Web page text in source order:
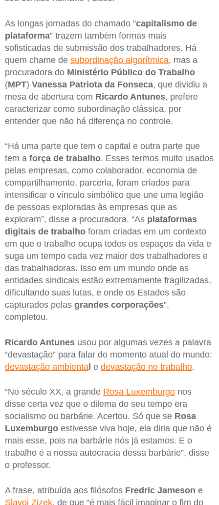
As longas jornadas do chamado “capitalismo de
plataforma” trazem também formas mais
sofisticadas de submissão dos trabalhadores. Há
quem chame de subordinação algorítmica, mas a
procuradora do Ministério Público do Trabalho
(MPT) Vanessa Patriota da Fonseca, que dividiu a
mesa de abertura com Ricardo Antunes, prefere
caracterizar como subordinação clássica, por
entender que não há diferença no controle.
“Há uma parte que tem o capital e outra parte que
tem a força de trabalho. Esses termos muito usados
pelas empresas, como colaborador, economia de
compartilhamento, parceria, foram criados para
intensificar o vínculo simbólico que une uma legião
de pessoas exploradas às empresas que as
exploram”, disse a procuradora. “As plataformas
digitais de trabalho foram criadas em um contexto
em que o trabalho ocupa todos os espaços da vida e
suga um tempo cada vez maior dos trabalhadores e
das trabalhadoras. Isso em um mundo onde as
entidades sindicais estão extremamente fragilizadas,
dificultando suas lutas, e onde os Estados são
capturados pelas grandes corporações”,
completou.
Ricardo Antunes usou por algumas vezes a palavra
“devastação” para falar do momento atual do mundo:
devastação ambiental e devastação no trabalho.
“No século XX, a grande Rosa Luxemburgo nos
disse certa vez que o dilema do seu tempo era
socialismo ou barbárie. Acertou. Só que se Rosa
Luxemburgo estivesse viva hoje, ela diria que não é
mais esse, pois na barbárie nós já estamos. E o
trabalho é a nossa autocracia dessa barbárie”, disse
o professor.
A frase, atribuída aos filósofos Fredric Jameson e
Slavoj Zizek, de que “é mais fácil imaginar o fim do